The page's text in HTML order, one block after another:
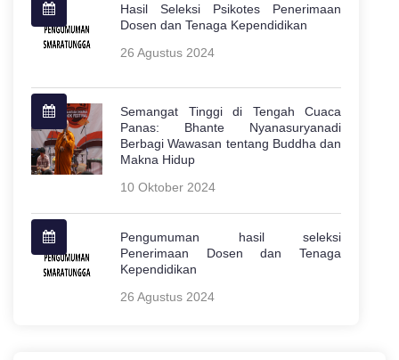
Hasil Seleksi Psikotes Penerimaan
Dosen dan Tenaga Kependidikan
26 Agustus 2024
Semangat Tinggi di Tengah Cuaca
Panas: Bhante Nyanasuryanadi
Berbagi Wawasan tentang Buddha dan
Makna Hidup
10 Oktober 2024
Pengumuman hasil seleksi
Penerimaan Dosen dan Tenaga
Kependidikan
26 Agustus 2024